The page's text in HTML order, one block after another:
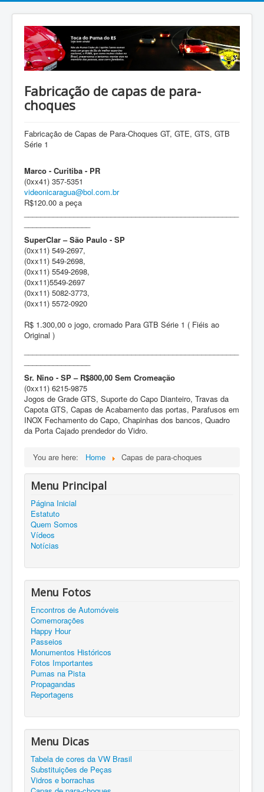
Fabricação de capas de para-
choques
Fabricação de Capas de Para-Choques GT, GTE, GTS, GTB
Série 1
Marco - Curitiba - PR
(0xx41) 357-5351
videonicaragua@bol.com.br
R$120.00 a peça
SuperClar – São Paulo - SP
(0xx11) 549-2697,
(0xx11) 549-2698,
(0xx11) 5549-2698,
(0xx11)5549-2697
(0xx11) 5082-3773,
(0xx11) 5572-0920
R$ 1.300,00 o jogo, cromado Para GTB Série 1 ( Fiéis ao
Original )
Sr. Nino - SP – R$800,00 Sem Cromeação
(0xx11) 6215-9875
Jogos de Grade GTS, Suporte do Capo Dianteiro, Travas da
Capota GTS, Capas de Acabamento das portas, Parafusos em
INOX Fechamento do Capo, Chapinhas dos bancos, Quadro
da Porta Cajado prendedor do Vidro.
You are here: Home Capas de para-choques
Menu Principal
Página Inicial
Estatuto
Quem Somos
Vídeos
Notícias
Menu Fotos
Encontros de Automóveis
Comemorações
Happy Hour
Passeios
Monumentos Históricos
Fotos Importantes
Pumas na Pista
Propagandas
Reportagens
Menu Dicas
Tabela de cores da VW Brasil
Substituições de Peças
Vidros e borrachas